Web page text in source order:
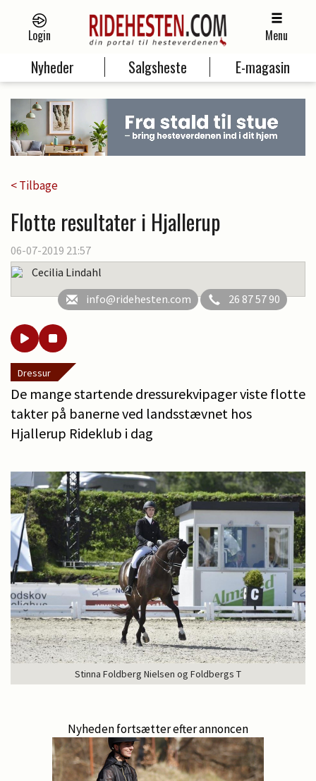
Login Menu
Nyheder Salgsheste E-magasin
< Tilbage
Flotte resultater i Hjallerup
06-07-2019 21:57
Cecilia Lindahl
info@ridehesten.com
26 87 57 90
Dressur
De mange startende dressurekvipager viste flotte
takter på banerne ved landsstævnet hos
Hjallerup Rideklub i dag
Stinna Foldberg Nielsen og Foldbergs T
Nyheden fortsætter efter annoncen